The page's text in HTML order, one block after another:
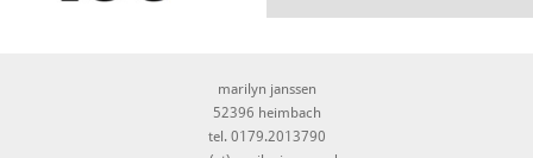
marilyn janssen
52396 heimbach
tel. 0179.2013790